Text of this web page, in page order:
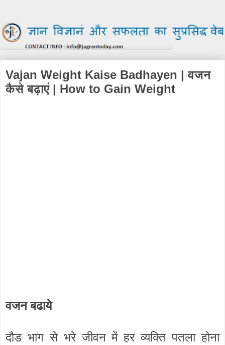
Vajan Weight Kaise Badhayen | वजन
कैसे बढ़ाएं | How to Gain Weight
वजन बढाये
दौड भाग से भरे जीवन में हर व्यक्ति पतला होना